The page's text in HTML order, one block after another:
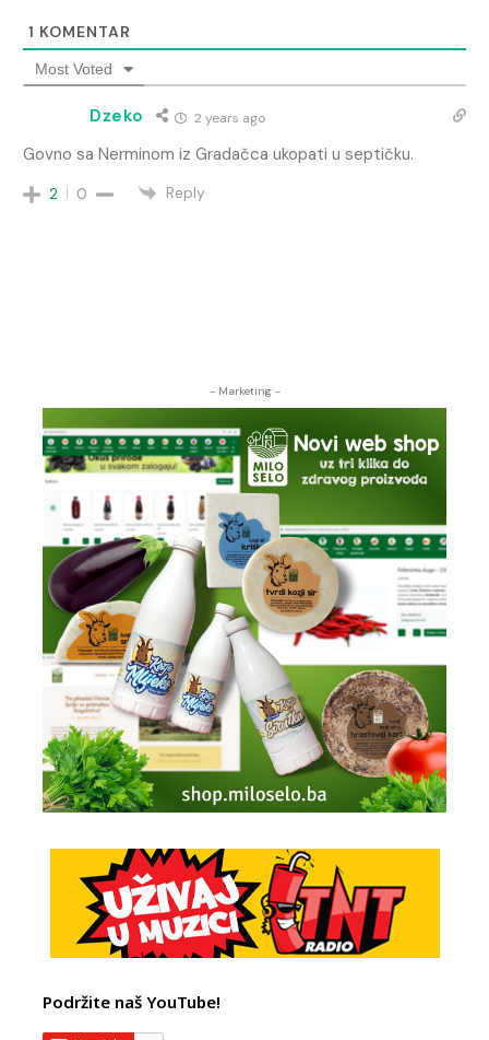
1 KOMENTAR
Most Voted
Dzeko 2 years ago
Govno sa Nerminom iz Gradačca ukopati u septičku.
2 0 Reply
- Marketing -
Podržite naš YouTube!